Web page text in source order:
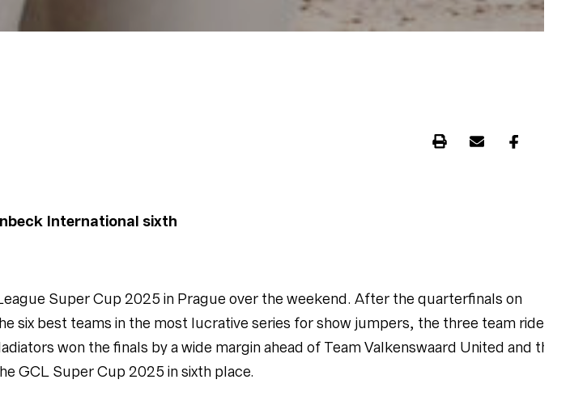
International sixth
Super Cup 2025 in Prague over the weekend. After the quarterfinals on
six best teams in the most lucrative series for show jumpers, the three team riders
won the finals by a wide margin ahead of Team Valkenswaard United and the
GCL Super Cup 2025 in sixth place.